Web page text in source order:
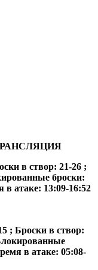
в створ: 21-26 ;
броски:
атаке: 13:09-16:52
; Броски в створ:
в атаке: 05:08-